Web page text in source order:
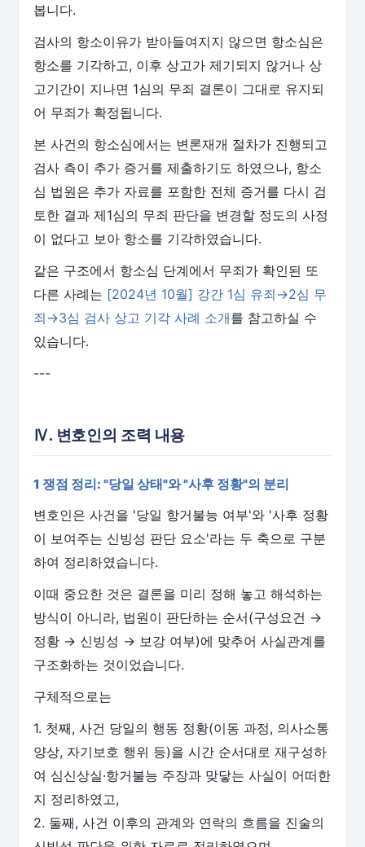
봅니다.
검사의 항소이유가 받아들여지지 않으면 항소심은
항소를 기각하고, 이후 상고가 제기되지 않거나 상
고기간이 지나면 1심의 무죄 결론이 그대로 유지되
어 무죄가 확정됩니다.
본 사건의 항소심에서는 변론재개 절차가 진행되고
검사 측이 추가 증거를 제출하기도 하였으나, 항소
심 법원은 추가 자료를 포함한 전체 증거를 다시 검
토한 결과 제1심의 무죄 판단을 변경할 정도의 사정
이 없다고 보아 항소를 기각하였습니다.
같은 구조에서 항소심 단계에서 무죄가 확인된 또
다른 사례는 [2024년 10월] 강간 1심 유죄→2심 무
죄→3심 검사 상고 기각 사례 소개를 참고하실 수
있습니다.
---
Ⅳ. 변호인의 조력 내용
1 쟁점 정리: "당일 상태"와 "사후 정황"의 분리
변호인은 사건을 '당일 항거불능 여부'와 '사후 정황
이 보여주는 신빙성 판단 요소'라는 두 축으로 구분
하여 정리하였습니다.
이때 중요한 것은 결론을 미리 정해 놓고 해석하는
방식이 아니라, 법원이 판단하는 순서(구성요건 →
정황 → 신빙성 → 보강 여부)에 맞추어 사실관계를
구조화하는 것이었습니다.
구체적으로는
1. 첫째, 사건 당일의 행동 정황(이동 과정, 의사소통
양상, 자기보호 행위 등)을 시간 순서대로 재구성하
여 심신상실·항거불능 주장과 맞닿는 사실이 어떠한
지 정리하였고,
2. 둘째, 사건 이후의 관계와 연락의 흐름을 진술의